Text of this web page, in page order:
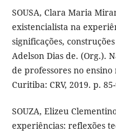
SOUSA, Clara Maria
existencialista na
significações,
Adelson Dias de. (Org.).
de professores no
Curitiba: CRV, 2019. p.
SOUZA, Elizeu
experiências: reflexões